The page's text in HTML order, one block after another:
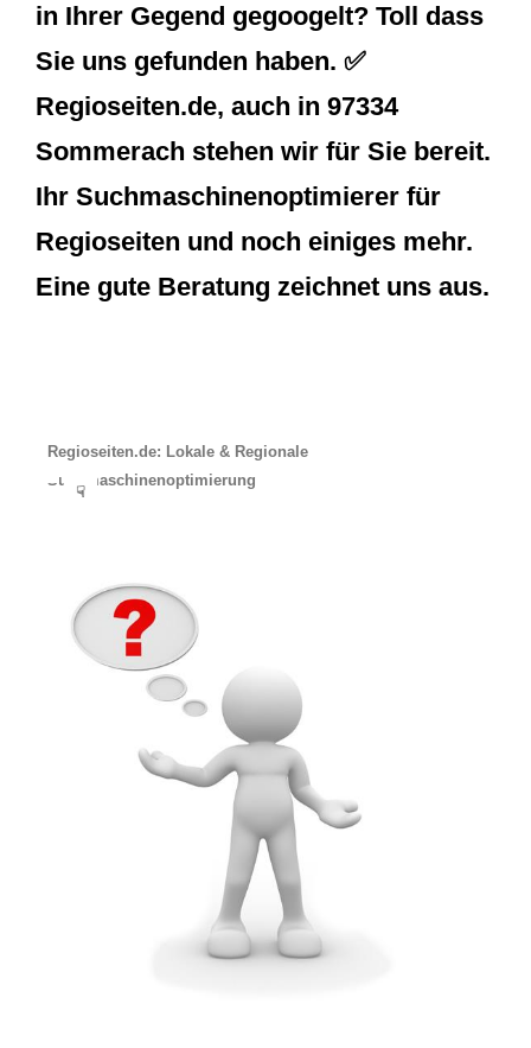
in Ihrer Gegend gegoogelt? Toll dass
Sie uns gefunden haben. ✅
Regioseiten.de, auch in 97334
Sommerach stehen wir für Sie bereit.
Ihr Suchmaschinenoptimierer für
Regioseiten und noch einiges mehr.
Eine gute Beratung zeichnet uns aus.
Regioseiten.de: Lokale & Regionale
Suchmaschinenoptimierung
☟